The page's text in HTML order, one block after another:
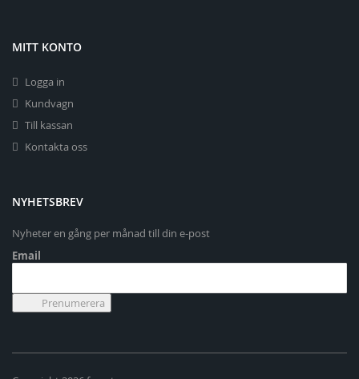
MITT KONTO
Logga in
Kundvagn
Till kassan
Kontakta oss
NYHETSBREV
Nyheter en gång per månad till din e-post
Email